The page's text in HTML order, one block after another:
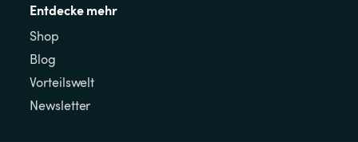
Entdecke mehr
Shop
Blog
Vorteilswelt
Newsletter